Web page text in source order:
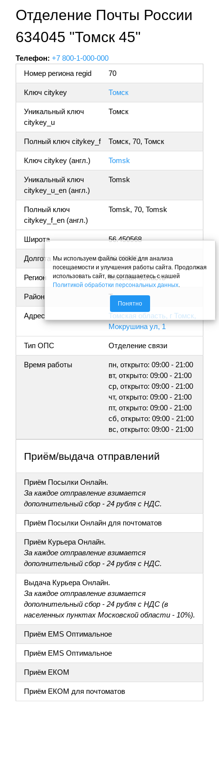
Отделение Почты России
634045 "Томск 45"
Телефон: +7 800-1-000-000
Номер региона regid
70
Ключ citykey Томск
Уникальный ключ
citykey_u
Томск
Полный ключ citykey_f Томск, 70, Томск
Ключ citykey (англ.) Tomsk
Уникальный ключ
citykey_u_en (англ.)
Tomsk
Полный ключ
citykey_f_en (англ.)
Tomsk, 70, Tomsk
Широта 56.450568
Долгота 84.983761
Регион Томская область
Район Томск
Адрес
Томская область, г Томск,
Мокрушина ул, 1
Тип ОПС Отделение связи
Время работы
пн, открыто: 09:00 - 21:00
вт, открыто: 09:00 - 21:00
ср, открыто: 09:00 - 21:00
чт, открыто: 09:00 - 21:00
пт, открыто: 09:00 - 21:00
сб, открыто: 09:00 - 21:00
вс, открыто: 09:00 - 21:00
Приём/выдача отправлений
Приём Посылки Онлайн.
За каждое отправление взимается
дополнительный сбор - 24 рубля с НДС.
Приём Посылки Онлайн для почтоматов
Приём Курьера Онлайн.
За каждое отправление взимается
дополнительный сбор - 24 рубля с НДС.
Выдача Курьера Онлайн.
За каждое отправление взимается
дополнительный сбор - 24 рубля с НДС (в
населенных пунктах Московской области - 10%).
Приём EMS Оптимальное
Приём EMS Оптимальное
Приём ЕКОМ
Приём ЕКОМ для почтоматов
Мы используем файлы cookie для анализа
посещаемости и улучшения работы сайта. Продолжая
использовать сайт, вы соглашаетесь с нашей
Политикой обработки персональных данных
Понятно